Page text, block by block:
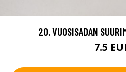
20. VUOSISADAN
7.5